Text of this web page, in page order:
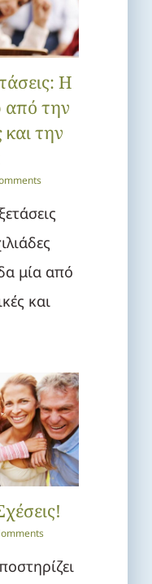
Η
από την
την
μία από
και